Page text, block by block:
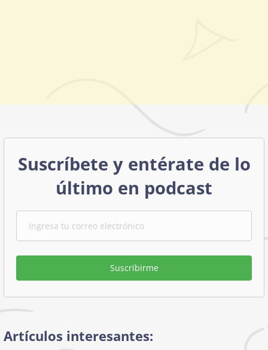
Suscríbete y entérate de lo
último en podcast
Suscribirme
Artículos interesantes: